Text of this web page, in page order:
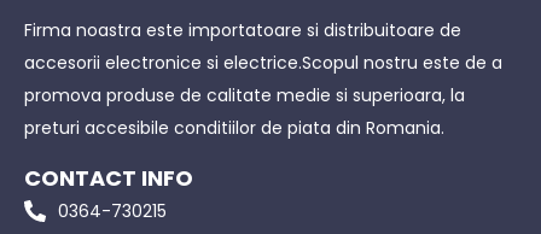
Firma noastra este importatoare si distribuitoare de
accesorii electronice si electrice.Scopul nostru este de a
promova produse de calitate medie si superioara, la
preturi accesibile conditiilor de piata din Romania.
CONTACT INFO
0364-730215